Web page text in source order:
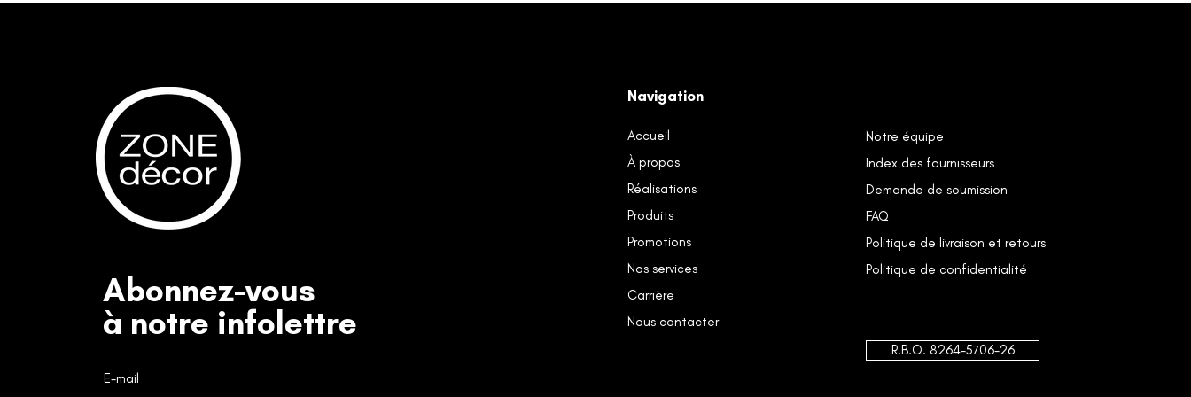
Abonnez-vous
à notre infolettre
E-mail
Navigation
Accueil
À propos
Réalisations
Produits
Promotions
Nos services
Carrière
Nous contacter
Notre équipe
Index des fournisseurs
Demande de soumission
FAQ
Politique de livraison et retours
Politique de confidentialité
R.B.Q. 8264-5706-26